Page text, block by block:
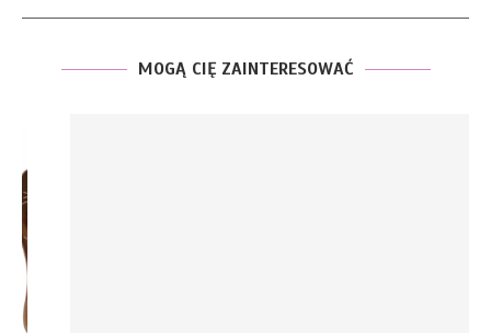
MOGĄ CIĘ ZAINTERESOWAĆ